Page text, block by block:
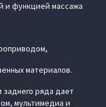
и функцией массажа
материалов.
ряда дает
мультимедиа и